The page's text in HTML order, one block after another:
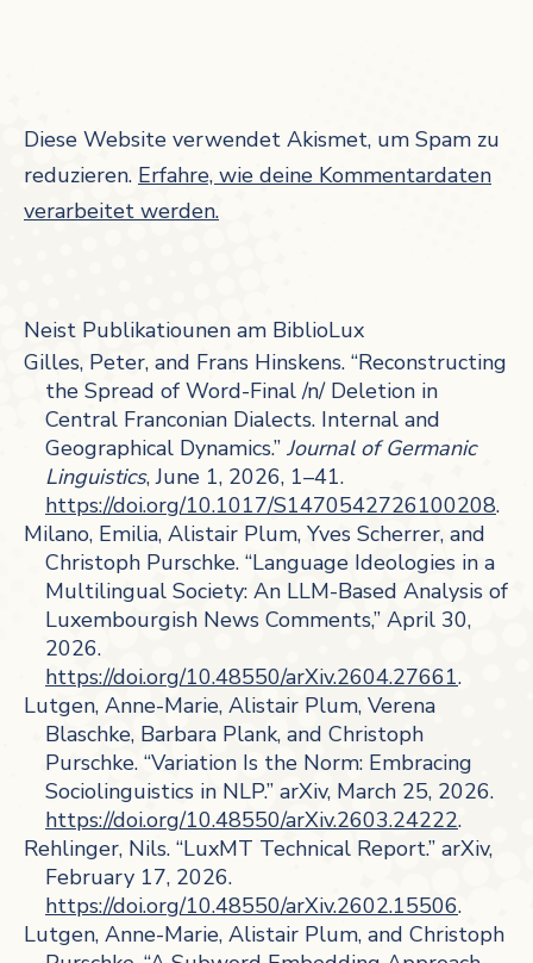
Diese Website verwendet Akismet, um Spam zu
reduzieren. Erfahre, wie deine Kommentardaten
verarbeitet werden.
Neist Publikatiounen am BiblioLux
Gilles, Peter, and Frans Hinskens. “Reconstructing
the Spread of Word-Final /n/ Deletion in
Central Franconian Dialects. Internal and
Geographical Dynamics.” Journal of Germanic
Linguistics, June 1, 2026, 1–41.
https://doi.org/10.1017/S1470542726100208.
Milano, Emilia, Alistair Plum, Yves Scherrer, and
Christoph Purschke. “Language Ideologies in a
Multilingual Society: An LLM-Based Analysis of
Luxembourgish News Comments,” April 30,
2026.
https://doi.org/10.48550/arXiv.2604.27661.
Lutgen, Anne-Marie, Alistair Plum, Verena
Blaschke, Barbara Plank, and Christoph
Purschke. “Variation Is the Norm: Embracing
Sociolinguistics in NLP.” arXiv, March 25, 2026.
https://doi.org/10.48550/arXiv.2603.24222.
Rehlinger, Nils. “LuxMT Technical Report.” arXiv,
February 17, 2026.
https://doi.org/10.48550/arXiv.2602.15506.
Lutgen, Anne-Marie, Alistair Plum, and Christoph